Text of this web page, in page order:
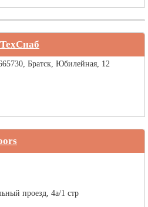
Братск, Юбилейная, 12
проезд, 4а/1 стр